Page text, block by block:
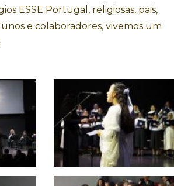
ESSE Portugal, religiosas, pais,
e colaboradores, vivemos um